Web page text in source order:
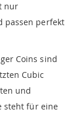
nur
passen perfekt
Coins sind
Cubic
und
steht für eine